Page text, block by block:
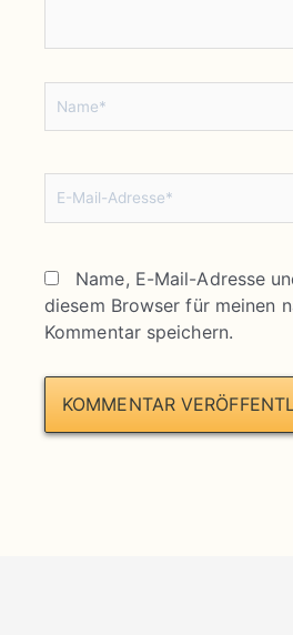
Name, E-Mail-Adresse
diesem Browser für meinen
Kommentar speichern.